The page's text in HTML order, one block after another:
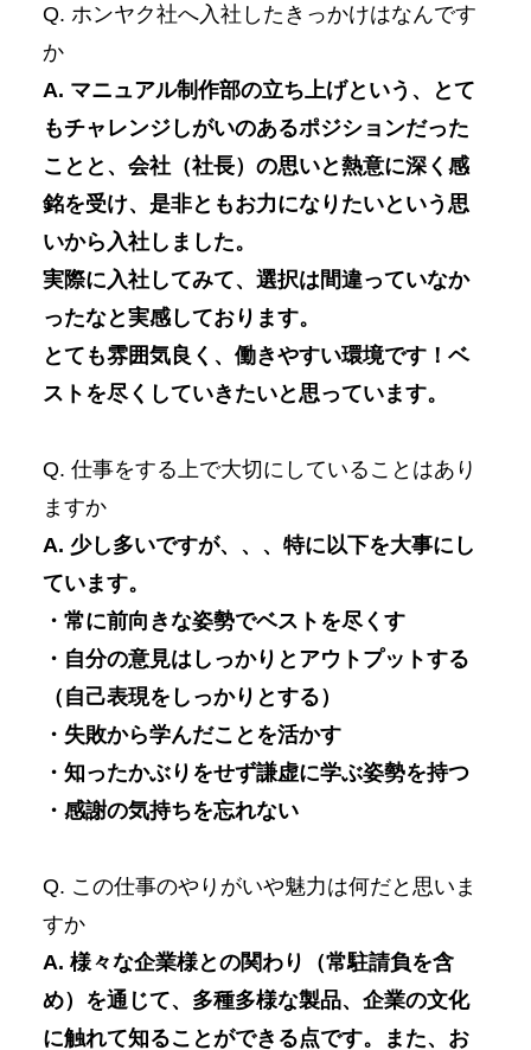
Q. ホンヤク社へ入社したきっかけはなんです
か
A. マニュアル制作部の立ち上げという、とて
もチャレンジしがいのあるポジションだった
ことと、会社（社長）の思いと熱意に深く感
銘を受け、是非ともお力になりたいという思
いから入社しました。
実際に入社してみて、選択は間違っていなか
ったなと実感しております。
とても雰囲気良く、働きやすい環境です！ベ
ストを尽くしていきたいと思っています。
Q. 仕事をする上で大切にしていることはあり
ますか
A. 少し多いですが、、、特に以下を大事にし
ています。
・常に前向きな姿勢でベストを尽くす
・自分の意見はしっかりとアウトプットする
（自己表現をしっかりとする）
・失敗から学んだことを活かす
・知ったかぶりをせず謙虚に学ぶ姿勢を持つ
・感謝の気持ちを忘れない
Q. この仕事のやりがいや魅力は何だと思いま
すか
A. 様々な企業様との関わり（常駐請負を含
め）を通じて、多種多様な製品、企業の文化
に触れて知ることができる点です。また、お